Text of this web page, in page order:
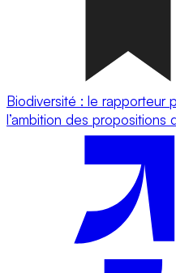
Biodiversité : le rapporteur
l’ambition des propositions